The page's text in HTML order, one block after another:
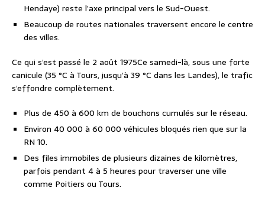
Hendaye) reste l’axe principal vers le Sud-Ouest.
Beaucoup de routes nationales traversent encore le centre
des villes.
Ce qui s’est passé le 2 août 1975Ce samedi-là, sous une forte
canicule (35 °C à Tours, jusqu’à 39 °C dans les Landes), le trafic
s’effondre complètement.
Plus de 450 à 600 km de bouchons cumulés sur le réseau.
Environ 40 000 à 60 000 véhicules bloqués rien que sur la
RN 10.
Des files immobiles de plusieurs dizaines de kilomètres,
parfois pendant 4 à 5 heures pour traverser une ville
comme Poitiers ou Tours.